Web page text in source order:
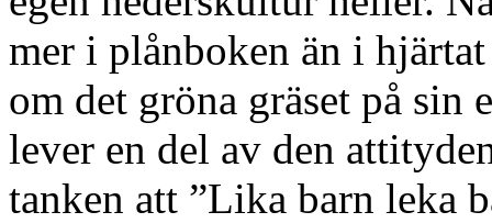
mer i plånboken än i
om det gröna gräset på sin
lever en del av den
tanken att ”Lika barn leka